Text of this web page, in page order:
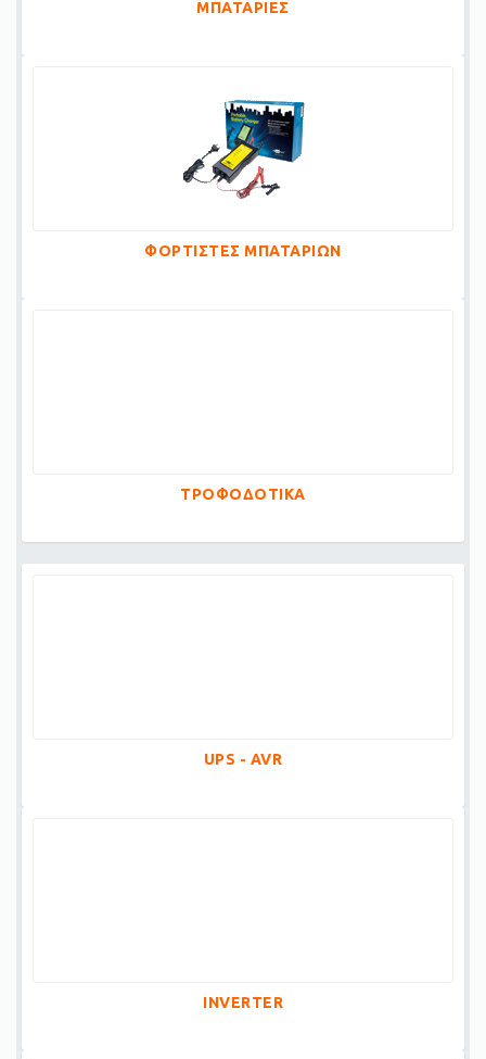
ΜΠΑΤΑΡΙΕΣ
ΦΟΡΤΙΣΤΕΣ ΜΠΑΤΑΡΙΩΝ
ΤΡΟΦΟΔΟΤΙΚΑ
UPS - AVR
INVERTER